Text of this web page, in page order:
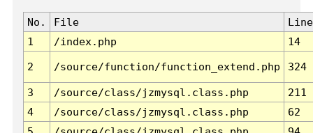
No. File
Line
1
/index.php 14
2 /source/function/function_extend.php 324
3 /source/class/jzmysql.class.php
211
4
/source/class/jzmysql.class.php
62